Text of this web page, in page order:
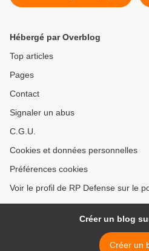
Hébergé par Overblog
Top articles
Pages
Contact
Signaler un abus
C.G.U.
Cookies et données personnelles
Préférences cookies
Voir le profil de RP Defense sur le
Créer un blog
Créer un